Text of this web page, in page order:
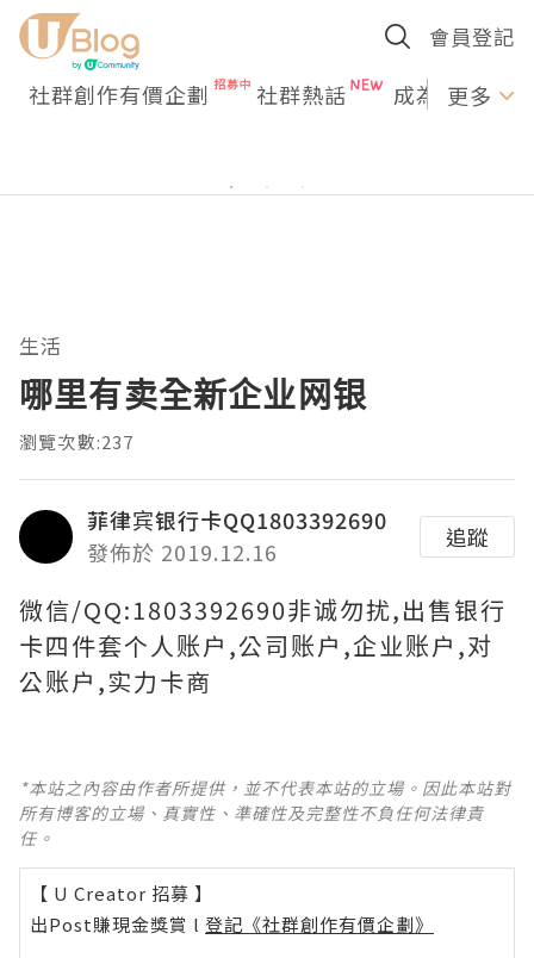
會員登記
社群創作有價企劃 社群熱話 成為U更多
生活
哪里有卖全新企业网银
瀏覽次數:237
菲律宾银行卡QQ1803392690
發佈於 2019.12.16
追蹤
微信/QQ:1803392690非诚勿扰,出售银行
卡四件套个人账户,公司账户,企业账户,对
公账户,实力卡商
*本站之內容由作者所提供，並不代表本站的立場。因此本站對
所有博客的立場、真實性、準確性及完整性不負任何法律責
任。
【 U Creator 招募 】
出Post賺現金獎賞 l 登記《社群創作有價企劃》